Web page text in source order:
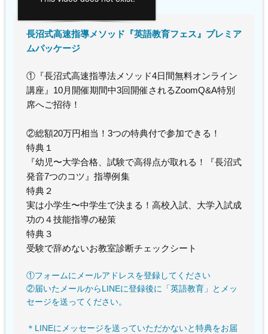
長沼式高速指導メソッド『英語教育フェス』プレミア
ムパッケージ
①『長沼式高速指導法メソッド4日間無料オンライン
講座』10月開催期間中3回開催されるZoomQ&A特別
席へご招待！
②総額20万円相当！3つの特典付で参加できる！
特典１
『幼児〜大学合格、試験で高得点が取れる！『長沼式
発音7つのコツ』指導例集
特典２
実は小学生〜中学生で決まる！高校入試、大学入試成
功の４技能指導の秘策
特典３
受験で辞めないお教室診断チェックシート
①フォームにメールアドレスを登録してください
②届いたメールからLINEに登録後に「英語教育」とメッ
セージを送ってください。
＊LINEにメッセージを送っていただかないと特典をお届